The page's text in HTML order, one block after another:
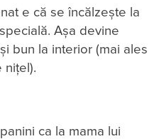
e că se încălzește la
Așa devine
bun la interior (mai ales
nițel).
ca la mama lui